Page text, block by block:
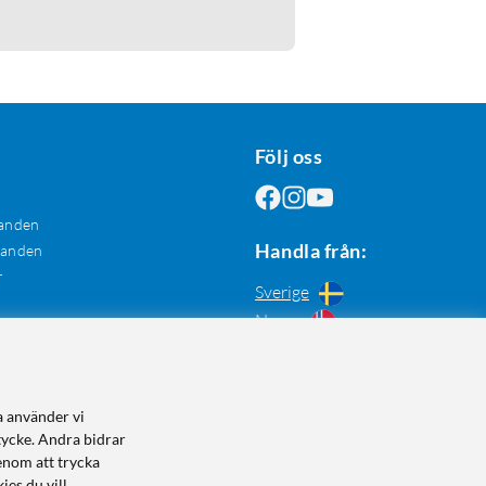
Följ oss
Handla från:
Sverige
Norge
använder vi
Andra bidrar
att trycka